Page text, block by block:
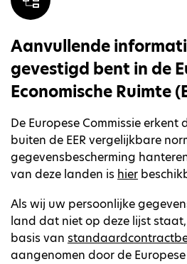
Aanvullende
gevestigd bent in de
Economische Ruimte
De Europese Commissie
buiten de EER vergelijkbare
gegevensbescherming
van deze landen is hier
Als wij uw persoonlijke
land dat niet op deze lijst
basis van
aangenomen door de Europese